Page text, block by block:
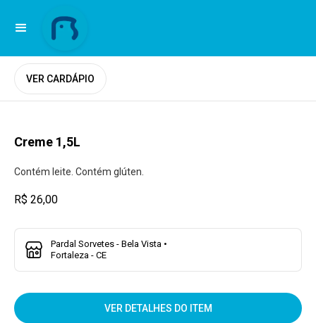
VER CARDÁPIO
Creme 1,5L
Contém leite. Contém glúten.
R$ 26,00
Pardal Sorvetes - Bela Vista •
Fortaleza - CE
VER DETALHES DO ITEM